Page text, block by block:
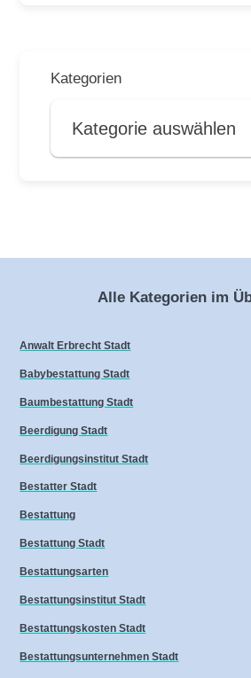
Kategorien
Alle Kategorien im
Anwalt Erbrecht Stadt
Babybestattung Stadt
Baumbestattung Stadt
Beerdigung Stadt
Beerdigungsinstitut Stadt
Bestatter Stadt
Bestattung
Bestattung Stadt
Bestattungsarten
Bestattungsinstitut Stadt
Bestattungskosten Stadt
Bestattungsunternehmen Stadt